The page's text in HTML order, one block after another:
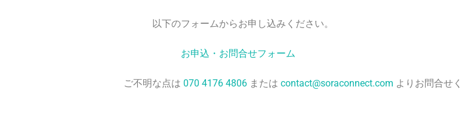
以下のフォームからお申し込みください。
お申込・お問合せフォーム
ご不明な点は 070 4176 4806 または contact@soraconnect.com よりお問合せく